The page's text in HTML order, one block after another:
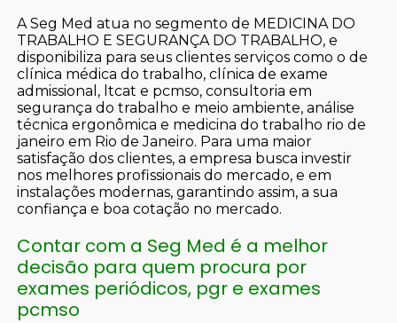
A Seg Med atua no segmento de MEDICINA DO
TRABALHO E SEGURANÇA DO TRABALHO, e
disponibiliza para seus clientes serviços como o de
clínica médica do trabalho, clínica de exame
admissional, ltcat e pcmso, consultoria em
segurança do trabalho e meio ambiente, análise
técnica ergonômica e medicina do trabalho rio de
janeiro em Rio de Janeiro. Para uma maior
satisfação dos clientes, a empresa busca investir
nos melhores profissionais do mercado, e em
instalações modernas, garantindo assim, a sua
confiança e boa cotação no mercado.
Contar com a Seg Med é a melhor
decisão para quem procura por
exames periódicos, pgr e exames
pcmso